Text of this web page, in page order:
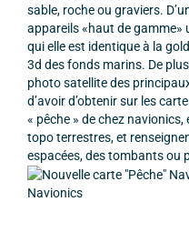
sable, roche ou graviers.
appareils «haut de
qui elle est identique à la
3d des fonds marins. De
photo satellite des
d’avoir d’obtenir sur les
« pêche » de chez
topo terrestres, et
espacées, des tombants ou
Navionics